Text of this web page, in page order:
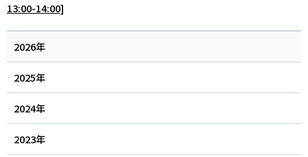
13:00-14:00]
2026年
2025年
2024年
2023年